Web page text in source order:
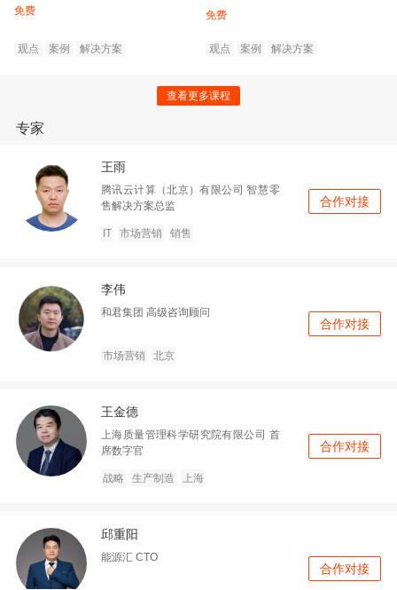
免费
观点 案例 解决方案
免费
观点 案例 解决方案
查看更多课程
专家
王雨
腾讯云计算（北京）有限公司 智慧零
售解决方案总监
IT 市场营销 销售
合作对接
李伟
和君集团 高级咨询顾问
市场营销 北京
合作对接
王金德
上海质量管理科学研究院有限公司 首
席数字官
战略 生产制造 上海
合作对接
邱重阳
能源汇 CTO
合作对接